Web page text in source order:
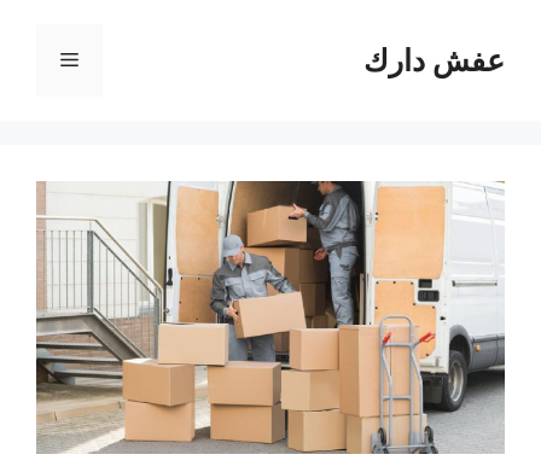
المحتوىعفش دارك القائمة